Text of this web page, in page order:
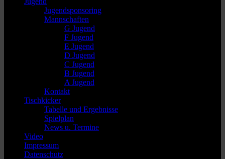
Jugendsponsoring
Mannschaften
G Jugend
F Jugend
E Jugend
D Jugend
C Jugend
B Jugend
A Jugend
Kontakt
Tischkicker
Tabelle und Ergebnisse
Spielplan
News u. Termine
Video
Impressum
Datenschutz